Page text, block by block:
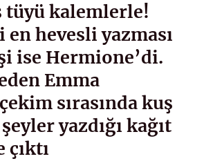
tüyü kalemlerle!
en hevesli yazması
ise Hermione’di.
Emma
sırasında kuş
yazdığı kağıt